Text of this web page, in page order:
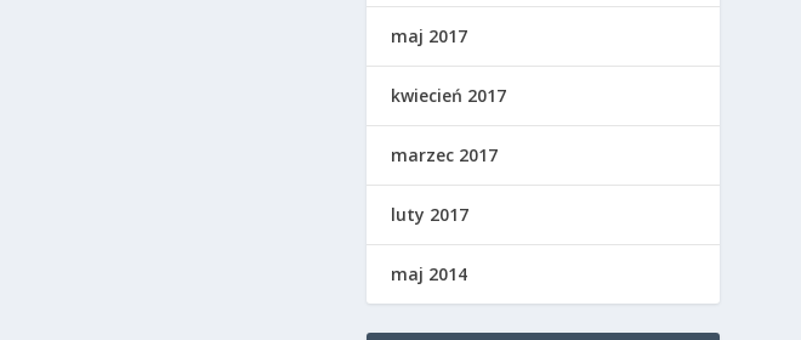
maj 2017
kwiecień 2017
marzec 2017
luty 2017
maj 2014